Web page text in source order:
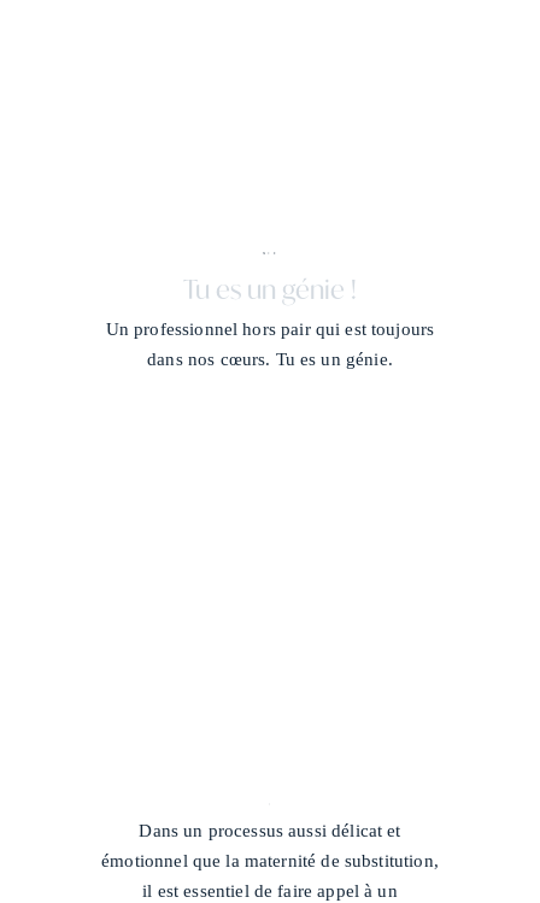
X + J
Tu es un génie !
Un professionnel hors pair qui est toujours
dans nos cœurs. Tu es un génie.
Dans un processus aussi délicat et
émotionnel que la maternité de substitution,
il est essentiel de faire appel à un